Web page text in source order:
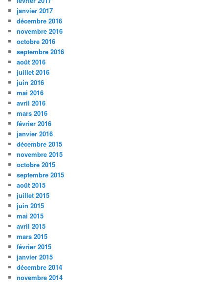
janvier 2017
décembre 2016
novembre 2016
octobre 2016
septembre 2016
août 2016
juillet 2016
juin 2016
mai 2016
avril 2016
mars 2016
février 2016
janvier 2016
décembre 2015
novembre 2015
octobre 2015
septembre 2015
août 2015
juillet 2015
juin 2015
mai 2015
avril 2015
mars 2015
février 2015
janvier 2015
décembre 2014
novembre 2014